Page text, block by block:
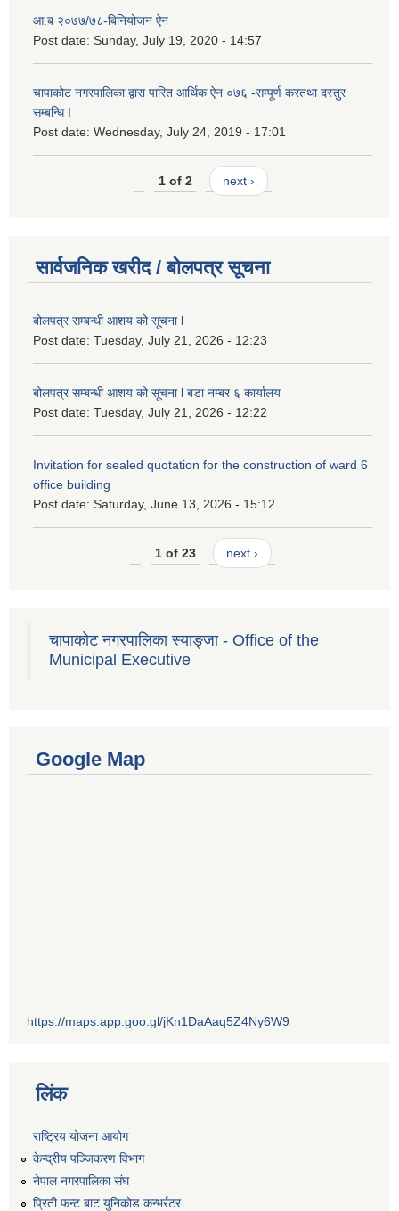
आ.ब २०७७/७८-बिनियोजन ऐन
Post date: Sunday, July 19, 2020 - 14:57
चापाकोट नगरपालिका द्वारा पारित आर्थिक ऐन ०७६ -सम्पूर्ण करतथा दस्तुर
सम्बन्धि I
Post date: Wednesday, July 24, 2019 - 17:01
1 of 2 next ›
सार्वजनिक खरीद / बोलपत्र सूचना
बोलपत्र सम्बन्धी आशय को सूचना l
Post date: Tuesday, July 21, 2026 - 12:23
बोलपत्र सम्बन्धी आशय को सूचना l बडा नम्बर ६ कार्यालय
Post date: Tuesday, July 21, 2026 - 12:22
Invitation for sealed quotation for the construction of ward 6
office building
Post date: Saturday, June 13, 2026 - 15:12
1 of 23 next ›
चापाकोट नगरपालिका स्याङ्जा - Office of the
Municipal Executive
Google Map
https://maps.app.goo.gl/jKn1DaAaq5Z4Ny6W9
लिंक
राष्ट्रिय योजना आयोग
केन्द्रीय पञ्जिकरण विभाग
नेपाल नगरपालिका संघ
प्रिती फन्ट बाट युनिकोड कन्भर्रटर